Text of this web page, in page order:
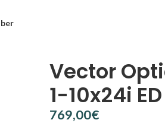
Vector
1-10x24i
€